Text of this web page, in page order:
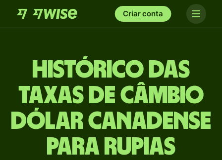
Criar conta
Histórico das
taxas de câmbio
Dólar canadense
para Rupias